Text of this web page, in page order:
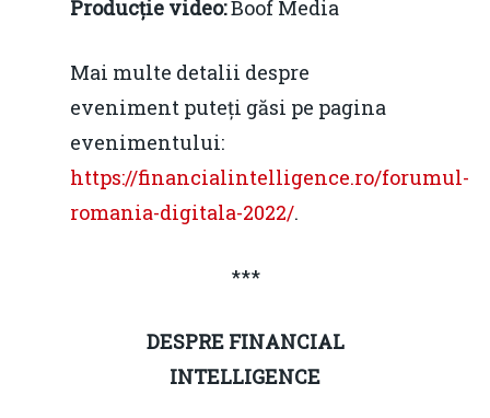
Producție video:Boof Media
Mai multe detalii despre
eveniment puteți găsi pe pagina
evenimentului:
https://financialintelligence.ro/forumul-
romania-digitala-2022/.
***
DESPRE FINANCIAL
INTELLIGENCE
pentru o Românie